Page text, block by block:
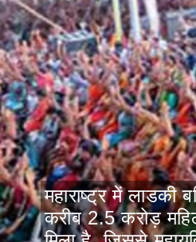
महाराष्ट्र में लाडकी
करीब 2.5 करोड़